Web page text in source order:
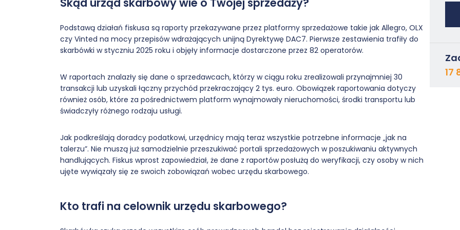
Podstawą działań fiskusa są raporty przekazywane przez platformy sprzedażowe takie jak Allegro, OLX
czy Vinted na mocy przepisów wdrażających unijną Dyrektywę DAC7. Pierwsze zestawienia trafiły do
skarbówki w styczniu 2025 roku i objęły informacje dostarczone przez 82 operatorów.
W raportach znalazły się dane o sprzedawcach, którzy w ciągu roku zrealizowali przynajmniej 30
transakcji lub uzyskali łączny przychód przekraczający 2 tys. euro. Obowiązek raportowania dotyczy
również osób, które za pośrednictwem platform wynajmowały nieruchomości, środki transportu lub
świadczyły różnego rodzaju usługi.
Jak podkreślają doradcy podatkowi, urzędnicy mają teraz wszystkie potrzebne informacje „jak na
talerzu”. Nie muszą już samodzielnie przeszukiwać portali sprzedażowych w poszukiwaniu aktywnych
handlujących. Fiskus wprost zapowiedział, że dane z raportów posłużą do weryfikacji, czy osoby w nich
ujęte wywiązały się ze swoich zobowiązań wobec urzędu skarbowego.
Kto trafi na celownik urzędu skarbowego?
17